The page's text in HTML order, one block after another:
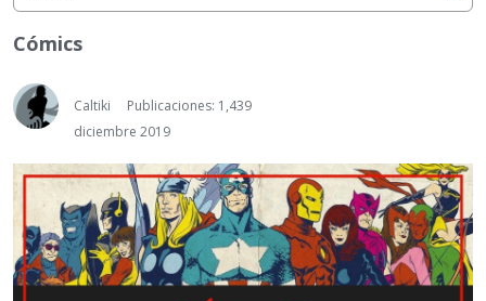
e
m
e
n
u
Actividad
Cómics
Caltiki
Publicaciones: 1,439
diciembre 2019